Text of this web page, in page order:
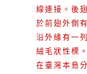
線連接。後
於前翅外側
沿外緣有一
絨毛狀性標。
在臺灣本島